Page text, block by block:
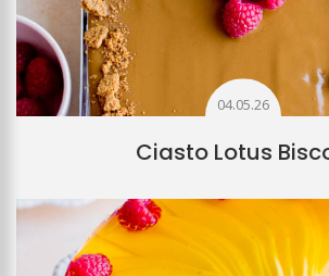
04.05.26
Ciasto Lotus